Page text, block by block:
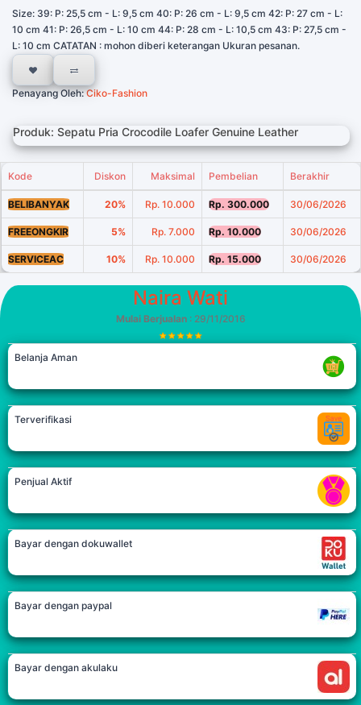
Size: 39: P: 25,5 cm - L: 9,5 cm 40: P: 26 cm - L: 9,5 cm 42: P: 27 cm - L:
10 cm 41: P: 26,5 cm - L: 10 cm 44: P: 28 cm - L: 10,5 cm 43: P: 27,5 cm -
L: 10 cm CATATAN : mohon diberi keterangan Ukuran pesanan.
Penayang Oleh:Ciko-Fashion
Produk: Sepatu Pria Crocodile Loafer Genuine Leather
Kode Diskon Maksimal Pembelian Berakhir
BELIBANYAK 20% Rp. 10.000 Rp. 300.000 30/06/2026
FREEONGKIR 5% Rp. 7.000 Rp. 10.000 30/06/2026
SERVICEAC 10% Rp. 10.000 Rp. 15.000 30/06/2026
Naira Wati
Mulai Berjualan: 29/11/2016
Belanja Aman
Terverifikasi
Penjual Aktif
Bayar dengan dokuwallet
Bayar dengan paypal
Bayar dengan akulaku